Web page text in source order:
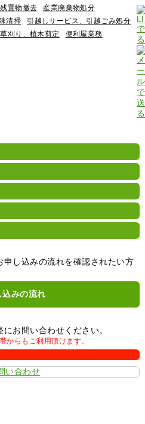
置物撤去
産業廃棄物処分
清掃
引越しサービス、引越ごみ処分
草刈り、植木剪定 便利屋業務
し込みの流れを確認されたい方
込みの流れ
お問い合わせください。
からもご利用頂けます。